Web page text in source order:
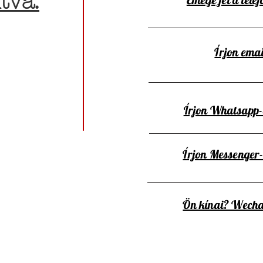
Írjon
Írjon
Írjon
Ön kínai?